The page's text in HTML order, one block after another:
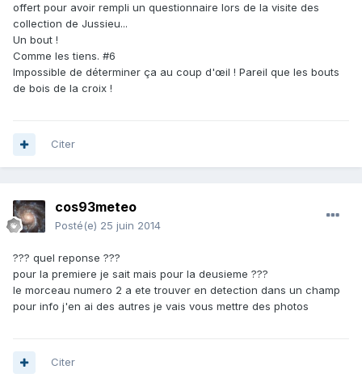
offert pour avoir rempli un questionnaire lors de la visite des
collection de Jussieu...
Un bout !
Comme les tiens. #6
Impossible de déterminer ça au coup d'œil ! Pareil que les bouts
de bois de la croix !
Citer
cos93meteo
Posté(e) 25 juin 2014
??? quel reponse ???
pour la premiere je sait mais pour la deusieme ???
le morceau numero 2 a ete trouver en detection dans un champ
pour info j'en ai des autres je vais vous mettre des photos
Citer